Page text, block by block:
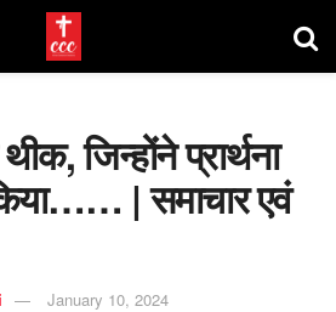
जिन्होंने प्रार्थना
| समाचार एवं
January 10, 2024